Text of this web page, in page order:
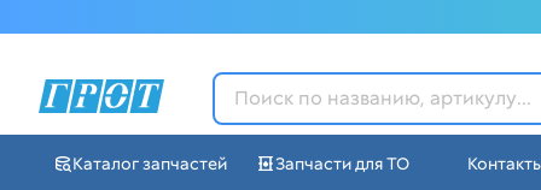
ГРОТ - Автозапчасти в
Каталог запчастей Запчасти для ТО